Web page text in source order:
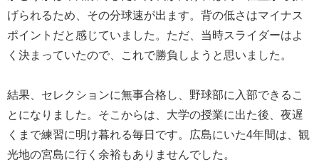
げられるため、その分球速が出ます。背の低さはマイナス
ポイントだと感じていました。ただ、当時スライダーはよ
く決まっていたので、これで勝負しようと思いました。
結果、セレクションに無事合格し、野球部に入部できるこ
とになりました。そこからは、大学の授業に出た後、夜遅
くまで練習に明け暮れる毎日です。広島にいた4年間は、観
光地の宮島に行く余裕もありませんでした。